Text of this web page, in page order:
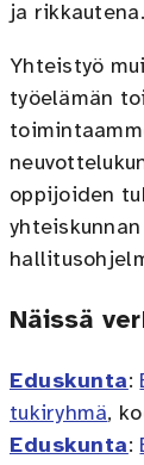
ja rikkautena.
Yhteistyö
työelämän
oppijoiden
Näissä
Eduskunta:
tukiryhmä,
Eduskunta: